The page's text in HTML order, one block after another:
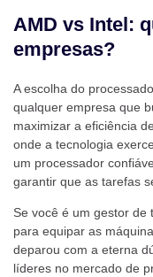
AMD vs Intel:
empresas?
A escolha do
qualquer empresa que
maximizar a eficiência
onde a tecnologia
um processador
garantir que as tarefas
Se você é um gestor de
para equipar as
deparou com a eterna
líderes no mercado de